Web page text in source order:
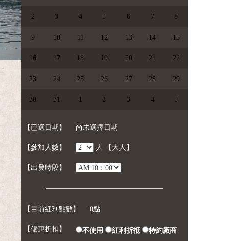
【已選日期】 尚未選擇日期
【參加人數】 人 【大人】
【出發時段】
【目前紅利點數】 0點
【優惠折扣】 不使用 紅利折抵 特約廠商
2 3 4 5 6 7 8
9 10 11 12 13 14 15
16 17 18 19 20 21 22
23 24 25 26 27 28 29
30 31 1 2 3 4 5